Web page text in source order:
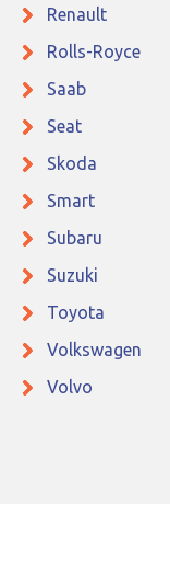
Renault
Rolls-Royce
Saab
Seat
Skoda
Smart
Subaru
Suzuki
Toyota
Volkswagen
Volvo